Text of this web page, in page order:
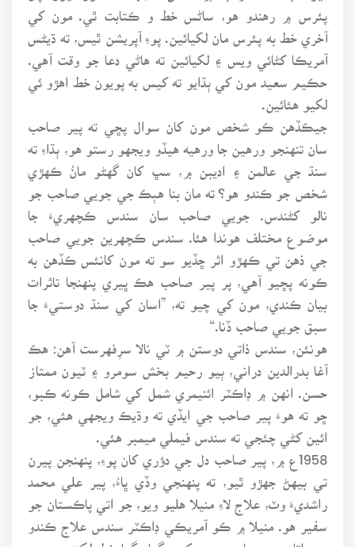
پئرس ۾ رهندو هو، ساڻس خط و ڪتابت ٿي. مون کي
آخري خط به پئرس مان لکيائين. پوءِ آپريشن ٿيس، ته ڌيڻس
آمريڪا کڻائي ويس ۽ لکيائين ته هاڻي دعا جو وقت آهي.
حڪيم سعيد مون کي ٻڌايو ته کيس به پويون خط اهڙو ئي
لکيو هئائين.
جيڪڏهن ڪو شخص مون کان سوال پڇي ته پير صاحب
سان تنهنجو ورهين جا ورهيه هيڏو ويجهو رستو هو، ٻڌاءِ ته
سنڌ جي عالمن ۽ اديبن ۾، سڀ کان گهڻو مانُ ڪهڙي
شخص جو ڪندو هو؟ ته مان بنا هٻڪ جي جويي صاحب جو
نالو کڻندس. جويي صاحب سان سندس ڪچهريءَ جا
موضوع مختلف هوندا هئا. سندس ڪچهرين جويي صاحب
جي ذهن تي ڪهڙو اثر ڇڏيو سو ته مون کانئس ڪڏهن به
ڪونه پڇيو آهي، پر پير صاحب هڪ ڀيري پنهنجا تاثرات
بيان ڪندي، مون کي چيو ته، ”اسان کي سنڌ دوستيءَ جا
سبق جويي صاحب ڏنا.“
هونئن، سندس ذاتي دوستن ۾ ٽي نالا سرِفهرست آهن: هڪ
آغا بدرالدين دراني، ٻيو رحيم بخش سومرو ۽ ٽيون ممتاز
حسن. انهن ۾ ڊاڪٽر ائنيمري شمل کي شامل ڪونه ڪبو،
ڇو ته هوءَ پير صاحب جي ايڏي ته وڌيڪ ويجهي هئي، جو
ائين کڻي چئجي ته سندس فيملي ميمبر هئي.
1958ع ۾، پير صاحب دل جي دؤري کان پوءِ، پنهنجن پيرن
تي بيهڻ جهڙو ٿيو، ته پنهنجي وڏي ڀاءُ، پير علي محمد
راشديءَ وٽ، علاج لاءِ منيلا هليو ويو، جو اتي پاڪستان جو
سفير هو. منيلا ۾ ڪو آمريڪي ڊاڪٽر سندس علاج ڪندو
هو. اتان پير صاحب مون کي ڊگها ڊگها خط لکندوهو- -